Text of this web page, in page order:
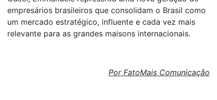
empresários brasileiros que consolidam o Brasil como
um mercado estratégico, influente e cada vez mais
relevante para as grandes maisons internacionais.
Por FatoMais Comunicação